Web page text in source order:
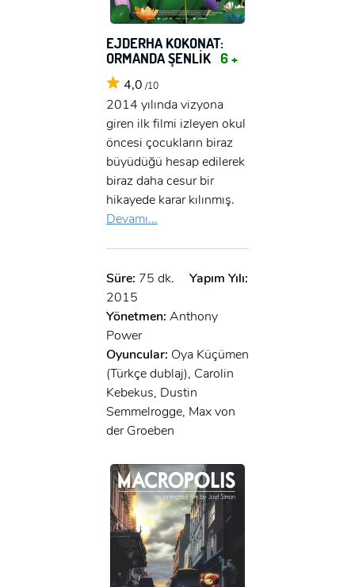
EJDERHA KOKONAT:
ORMANDA ŞENLİK 6 +
4,0 /10
2014 yılında vizyona
giren ilk filmi izleyen okul
öncesi çocukların biraz
büyüdüğü hesap edilerek
biraz daha cesur bir
hikayede karar kılınmış.
Devamı...
Süre: 75 dk.
Yapım Yılı:
2015
Yönetmen: Anthony
Power
Oyuncular: Oya Küçümen
(Türkçe dublaj), Carolin
Kebekus, Dustin
Semmelrogge, Max von
der Groeben